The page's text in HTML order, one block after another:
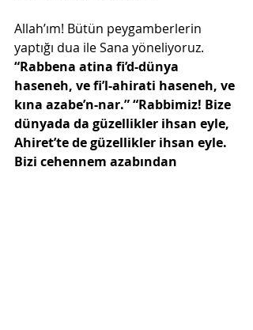
Allah’ım! Bütün peygamberlerin
yaptığı dua ile Sana yöneliyoruz.
“Rabbena atina fi’d-dünya
haseneh, ve fi’l-ahirati haseneh, ve
kına azabe’n-nar.” “Rabbimiz! Bize
dünyada da güzellikler ihsan eyle,
Ahiret’te de güzellikler ihsan eyle.
Bizi cehennem azabından